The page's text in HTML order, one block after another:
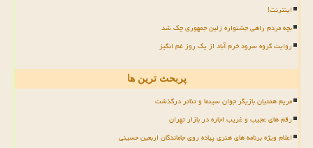
اینترنت!
بچه مردم راهی جشنواره زلین جمهوری چک شد
روایت گروه سرود خرم آباد از یک روز غم انگیز
پربحث ترین ها
مریم همتیان بازیگر جوان سینما و تئاتر درگذشت
رقم های عجیب و غریب اجاره در بازار تهران
اعلام ویژه برنامه های هنری پیاده روی جاماندگان اربعین حسینی